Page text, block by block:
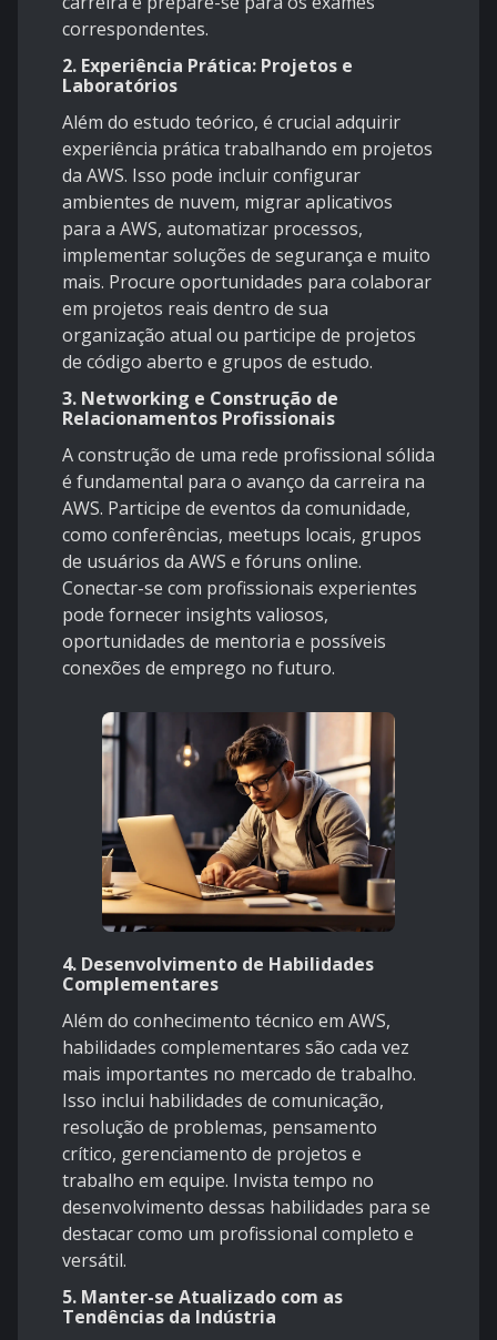
correspondentes.
2. Experiência Prática: Projetos e
Laboratórios
Além do estudo teórico, é crucial adquirir
experiência prática trabalhando em projetos
da AWS. Isso pode incluir configurar
ambientes de nuvem, migrar aplicativos
para a AWS, automatizar processos,
implementar soluções de segurança e muito
mais. Procure oportunidades para colaborar
em projetos reais dentro de sua
organização atual ou participe de projetos
de código aberto e grupos de estudo.
3. Networking e Construção de
Relacionamentos Profissionais
A construção de uma rede profissional sólida
é fundamental para o avanço da carreira na
AWS. Participe de eventos da comunidade,
como conferências, meetups locais, grupos
de usuários da AWS e fóruns online.
Conectar-se com profissionais experientes
pode fornecer insights valiosos,
oportunidades de mentoria e possíveis
conexões de emprego no futuro.
4. Desenvolvimento de Habilidades
Complementares
Além do conhecimento técnico em AWS,
habilidades complementares são cada vez
mais importantes no mercado de trabalho.
Isso inclui habilidades de comunicação,
resolução de problemas, pensamento
crítico, gerenciamento de projetos e
trabalho em equipe. Invista tempo no
desenvolvimento dessas habilidades para se
destacar como um profissional completo e
versátil.
5. Manter-se Atualizado com as
Tendências da Indústria